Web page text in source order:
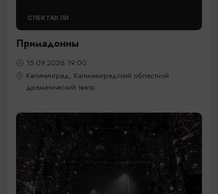
СПЕКТАКЛИ
Примадонны
15.09.2026 19:00
Калининград, Калининградский областной
драматический театр